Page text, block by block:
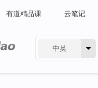
有道精品课 云笔记
中英